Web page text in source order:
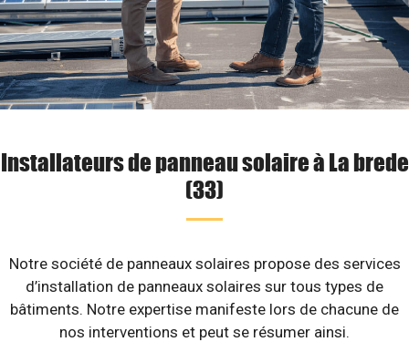
Installateurs de panneau solaire à La brede
(33)
Notre société de panneaux solaires propose des services
d’installation de panneaux solaires sur tous types de
bâtiments. Notre expertise manifeste lors de chacune de
nos interventions et peut se résumer ainsi.